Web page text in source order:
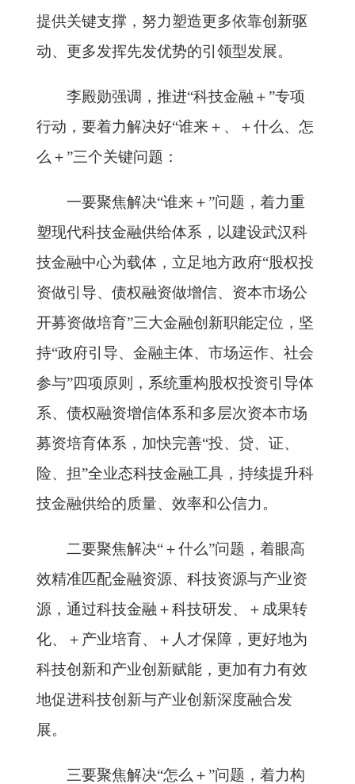
提供关键支撑，努力塑造更多依靠创新驱
动、更多发挥先发优势的引领型发展。
李殿勋强调，推进“科技金融＋”专项
行动，要着力解决好“谁来＋、＋什么、怎
么＋”三个关键问题：
一要聚焦解决“谁来＋”问题，着力重
塑现代科技金融供给体系，以建设武汉科
技金融中心为载体，立足地方政府“股权投
资做引导、债权融资做增信、资本市场公
开募资做培育”三大金融创新职能定位，坚
持“政府引导、金融主体、市场运作、社会
参与”四项原则，系统重构股权投资引导体
系、债权融资增信体系和多层次资本市场
募资培育体系，加快完善“投、贷、证、
险、担”全业态科技金融工具，持续提升科
技金融供给的质量、效率和公信力。
二要聚焦解决“＋什么”问题，着眼高
效精准匹配金融资源、科技资源与产业资
源，通过科技金融＋科技研发、＋成果转
化、＋产业培育、＋人才保障，更好地为
科技创新和产业创新赋能，更加有力有效
地促进科技创新与产业创新深度融合发
展。
三要聚焦解决“怎么＋”问题，着力构